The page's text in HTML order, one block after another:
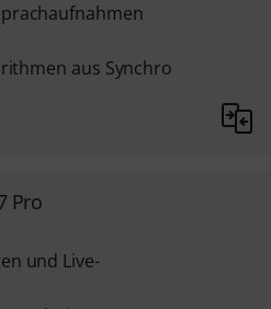
aus Synchro
Pro
und Live-